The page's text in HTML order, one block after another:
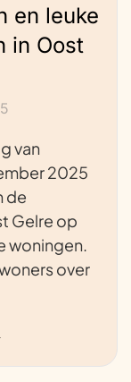
en leuke
in Oost
van
2025
de
Gelre op
woningen.
over